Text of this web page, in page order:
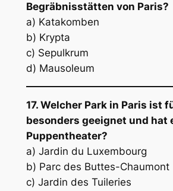
Begräbnisstätten von Paris?
a) Katakomben
b) Krypta
c) Sepulkrum
d) Mausoleum
17. Welcher Park in Paris ist
besonders geeignet und hat
Puppentheater?
a) Jardin du Luxembourg
b) Parc des Buttes-Chaumont
c) Jardin des Tuileries